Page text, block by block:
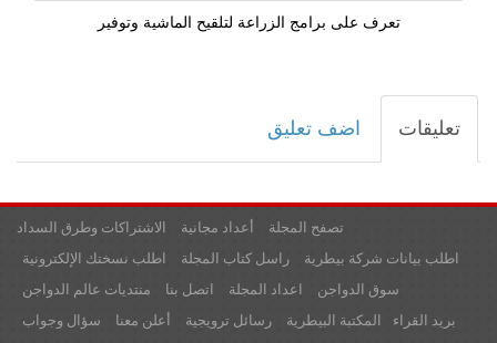
تعرف على برامج الزراعة لتلقيح الماشية وتوفير
تعليقات اضف تعليق
الاشتراكات وطرق السداد أعداد مجانية
تصفح المجلة
اطلب نسختك الإلكترونية
راسل كتاب المجلة
اطلب بيانات شركة بيطرية
منتديات عالم الدواجن
اتصل بنا اعداد المجلة
سوق الدواجن
سؤال وجواب
أعلن معنا رسائل ترويجية المكتبة البيطرية
بريد القراء